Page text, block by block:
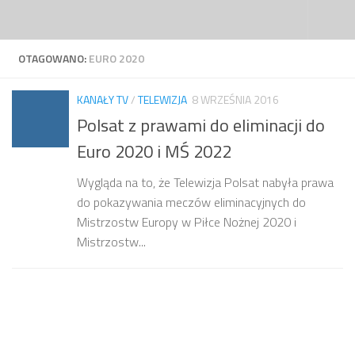
OTAGOWANO:EURO 2020
KANAŁY TV/TELEWIZJA 8 WRZEŚNIA 2016
Polsat z prawami do eliminacji do
Euro 2020 i MŚ 2022
Wygląda na to, że Telewizja Polsat nabyła prawa
do pokazywania meczów eliminacyjnych do
Mistrzostw Europy w Piłce Nożnej 2020 i
Mistrzostw...